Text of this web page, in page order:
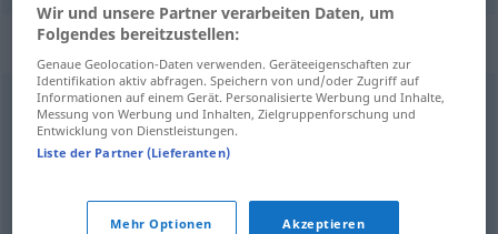
Synonyme für "zauberhaft"
attraktiv,ansprechend,anziehend,bezaubernd,
hinreißend,gefällig
© OpenThesaurus.de
Wir und unsere Partner verarbeiten Daten, um
Folgendes bereitzustellen:
Genaue Geolocation-Daten verwenden. Geräteeigenschaften zur
Identifikation aktiv abfragen. Speichern von und/oder Zugriff auf
Informationen auf einem Gerät. Personalisierte Werbung und Inhalte,
Messung von Werbung und Inhalten, Zielgruppenforschung und
Entwicklung von Dienstleistungen.
Liste der Partner (Lieferanten)
Mehr Optionen Akzeptieren